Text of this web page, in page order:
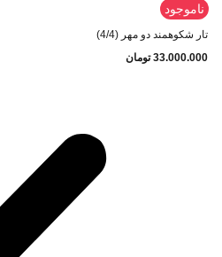
ناموجود
تار شکوهمند دو مهر (4/4)
33.000.000 تومان